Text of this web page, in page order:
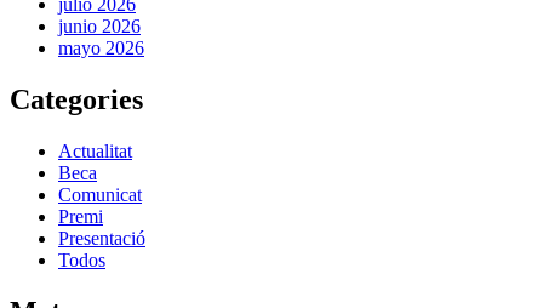
julio 2026
junio 2026
mayo 2026
Categories
Actualitat
Beca
Comunicat
Premi
Presentació
Todos